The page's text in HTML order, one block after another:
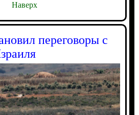
Наверх
переговоры с